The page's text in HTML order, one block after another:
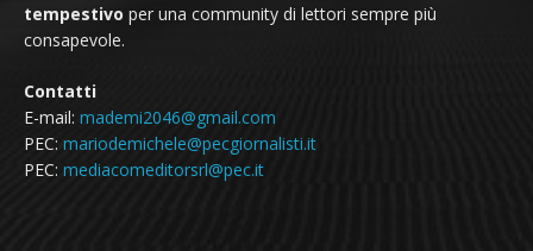
tempestivo per una community di lettori sempre più
consapevole.
Contatti
E-mail: mademi2046@gmail.com
PEC: mariodemichele@pecgiornalisti.it
PEC: mediacomeditorsrl@pec.it